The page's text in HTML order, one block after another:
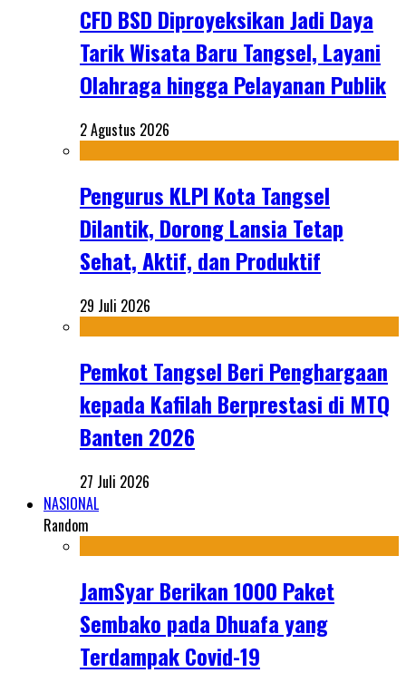
CFD BSD Diproyeksikan Jadi Daya
Tarik Wisata Baru Tangsel, Layani
Olahraga hingga Pelayanan Publik
2 Agustus 2026
Pengurus KLPI Kota Tangsel
Dilantik, Dorong Lansia Tetap
Sehat, Aktif, dan Produktif
29 Juli 2026
Pemkot Tangsel Beri Penghargaan
kepada Kafilah Berprestasi di MTQ
Banten 2026
27 Juli 2026
NASIONAL
Random
JamSyar Berikan 1000 Paket
Sembako pada Dhuafa yang
Terdampak Covid-19